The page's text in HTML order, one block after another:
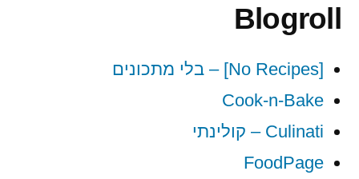
Blogroll
[No Recipes] – בלי מתכונים
Cook-n-Bake
Culinati – קולינתי
FoodPage